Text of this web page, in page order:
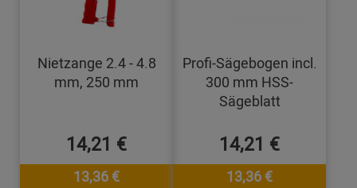
Nietzange 2.4 - 4.8
mm, 250 mm
14,21 €
13,36 €
Profi-Sägebogen incl.
300 mm HSS-
Sägeblatt
14,21 €
13,36 €